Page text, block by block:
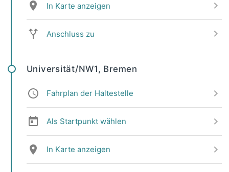
In Karte anzeigen
Anschluss zu
Universität/NW1, Bremen
Fahrplan der Haltestelle
Als Startpunkt wählen
In Karte anzeigen